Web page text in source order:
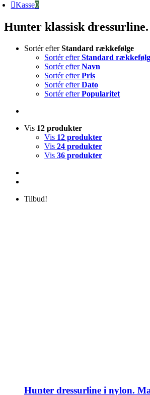
Kasse0
Hunter klassisk dressurline.
Sortér efterStandard rækkefølge
Sortér efterStandard
Sortér efterNavn
Sortér efterPris
Sortér efterDato
Sortér efterPopularitet
Vis 12 produkter
Vis 12 produkter
Vis 24 produkter
Vis 36 produkter
Tilbud!
Hunter dressurline i nylon.